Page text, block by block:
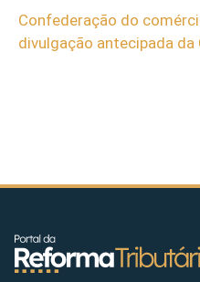
Confederação do
divulgação antecipada da